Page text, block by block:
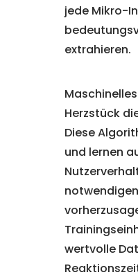
jede Mikro-
extrahieren.
Herzstück
Diese
und lernen
wertvolle